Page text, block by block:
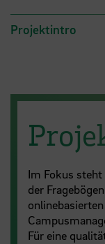
Projektintro
Im Fokus
der
Für eine